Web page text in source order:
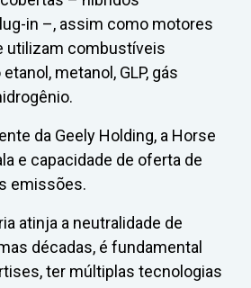
in –, assim como motores
utilizam combustíveis
metanol, GLP, gás
da Geely Holding, a Horse
e capacidade de oferta de
emissões.
atinja a neutralidade de
décadas, é fundamental
ter múltiplas tecnologias